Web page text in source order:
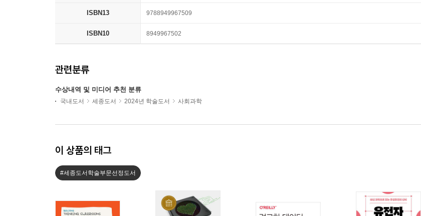
ISBN13 9788949967509
ISBN10 8949967502
관련분류
수상내역 및 미디어 추천 분류
국내도서 세종도서 2024년 학술도서 사회과학
이 상품의 태그
#세종도서학술부문선정도서